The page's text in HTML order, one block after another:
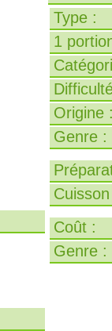
Type :
1
Origine
Genre :
Coût :
Genre :